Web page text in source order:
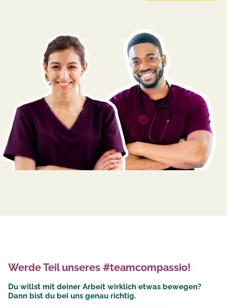
Werde Teil unseres #teamcompassio!
Du willst mit deiner Arbeit wirklich etwas bewegen?
Dann bist du bei uns genau richtig.